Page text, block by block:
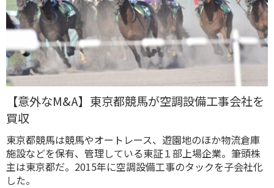
【意外なM&A】東京都競馬が空調設備工事会社を
買収
東京都競馬は競馬やオートレース、遊園地のほか物流倉庫
施設などを保有、管理している東証１部上場企業。筆頭株
主は東京都だ。2015年に空調設備工事のタックを子会社化
した。